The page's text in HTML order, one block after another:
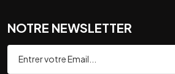
NOTRE NEWSLETTER